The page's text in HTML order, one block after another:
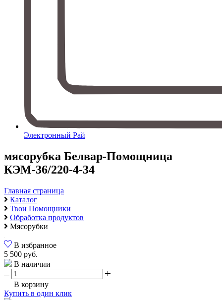
Электронный Рай
мясорубка Белвар-Помощница
КЭМ-36/220-4-34
Главная страница
Каталог
Твои Помощники
Обработка продуктов
Мясорубки
В избранное
5 500 руб.
В наличии
В корзину
Купить в один клик